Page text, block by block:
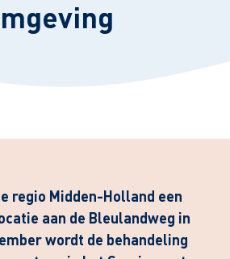
regio Midden-Holland een
aan de Bleulandweg in
wordt de behandeling